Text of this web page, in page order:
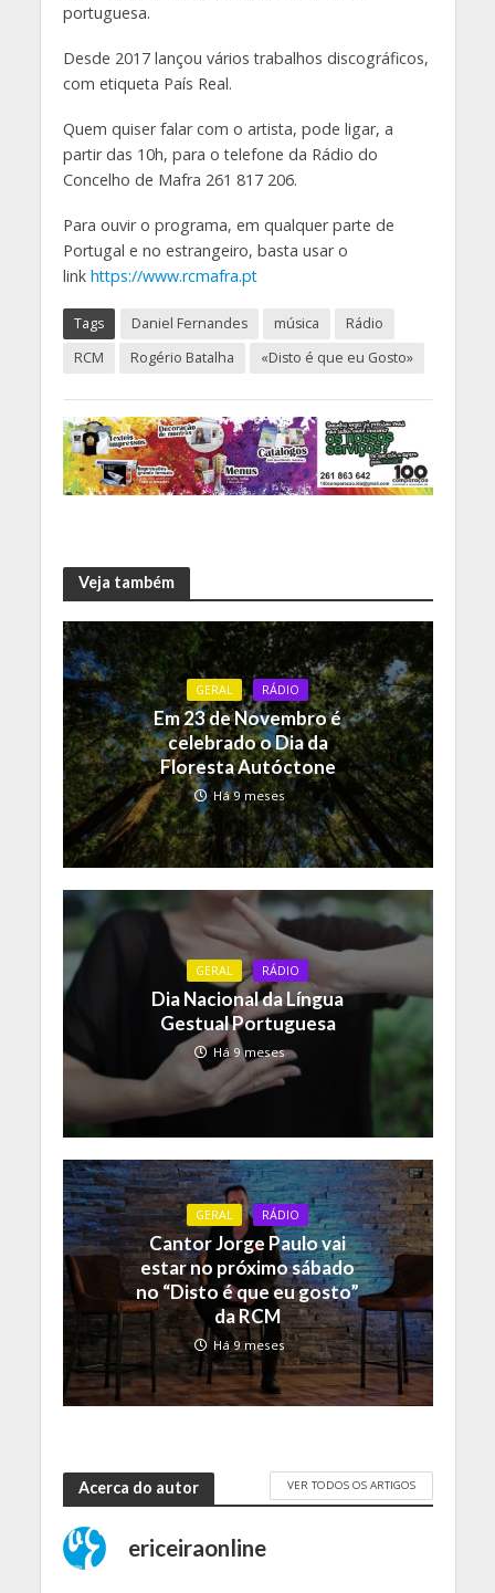
portuguesa.
Desde 2017 lançou vários trabalhos discográficos,
com etiqueta País Real.
Quem quiser falar com o artista, pode ligar, a
partir das 10h, para o telefone da Rádio do
Concelho de Mafra 261 817 206.
Para ouvir o programa, em qualquer parte de
Portugal e no estrangeiro, basta usar o
link https://www.rcmafra.pt
Tags Daniel Fernandes música
Rádio
RCM
Rogério Batalha «Disto é que eu Gosto»
Veja também
GERAL RÁDIO
Em 23 de Novembro é
celebrado o Dia da
Floresta Autóctone
Há 9 meses
GERAL RÁDIO
Dia Nacional da Língua
Gestual Portuguesa
Há 9 meses
GERAL RÁDIO
Cantor Jorge Paulo vai
estar no próximo sábado
no “Disto é que eu gosto”
da RCM
Há 9 meses
Acerca do autor VER TODOS OS ARTIGOS
ericeiraonline